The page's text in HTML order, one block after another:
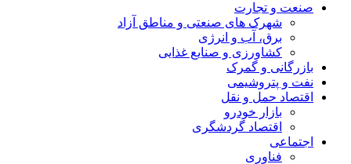
صنعت و تجارت
شهرک های صنعتی و مناطق آزاد
برق، آب و انرژی
کشاورزی و صنایع غذایی
بازرگانی و گمرک
نفت و پتروشیمی
اقتصاد حمل و نقل
بازار خودرو
اقتصاد گردشگری
اجتماعی
فناوری